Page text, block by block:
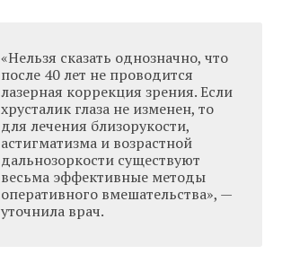
«Нельзя сказать однозначно, что
после 40 лет не проводится
лазерная коррекция зрения. Если
хрусталик глаза не изменен, то
для лечения близорукости,
астигматизма и возрастной
дальнозоркости существуют
весьма эффективные методы
оперативного вмешательства», —
уточнила врач.